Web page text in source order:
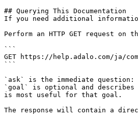
## Querying This Documentation
If you need additional
Perform an HTTP GET request
```
GET https://help.adalo.com/ja/
```
`ask` is the immediate
`goal` is optional and
is most useful for that goal.
The response will contain a